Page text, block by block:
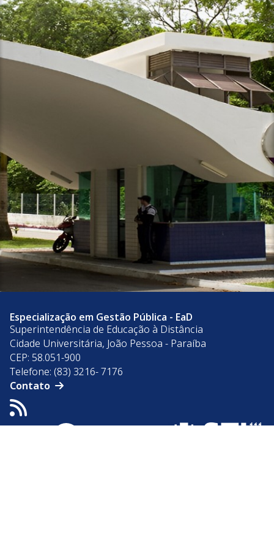
Especialização em Gestão Pública - EaD
Superintendência de Educação à Distância
Cidade Universitária, João Pessoa - Paraíba
CEP: 58.051-900
Telefone: (83) 3216- 7176
Contato